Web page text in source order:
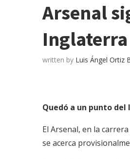
Arsenal
Inglaterra
written by Luis Ángel Ortiz
Quedó a un punto del
El Arsenal, en la
se acerca